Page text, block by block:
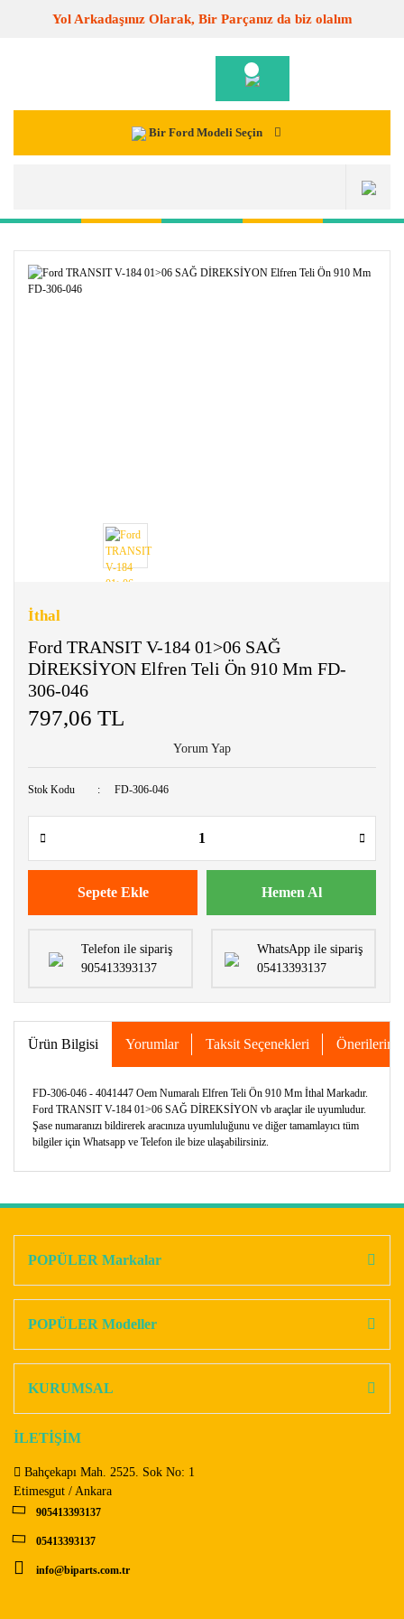
Yol Arkadaşınız Olarak, Bir Parçanız da biz olalım
Bir Ford Modeli Seçin
İthal
Ford TRANSIT V-184 01>06 SAĞ
DİREKSİYON Elfren Teli Ön 910 Mm FD-
306-046
797,06 TL
Yorum Yap
Stok Kodu FD-306-046
Sepete Ekle Hemen Al
Telefon ile sipariş
905413393137
WhatsApp ile sipariş
05413393137
Ürün Bilgisi Yorumlar Taksit Seçenekleri Önerileriniz
FD-306-046 - 4041447 Oem Numaralı Elfren Teli Ön 910 Mm İthal Markadır.
Ford TRANSIT V-184 01>06 SAĞ DİREKSİYON vb araçlar ile uyumludur.
Şase numaranızı bildirerek aracınıza uyumluluğunu ve diğer tamamlayıcı tüm
bilgiler için Whatsapp ve Telefon ile bize ulaşabilirsiniz.
Ürün açıklamasında eksik bilgiler bulunuyor.
Bu ürüne benzer farklı alternatifler olmalı.
POPÜLER Markalar
POPÜLER Modeller
KURUMSAL
İLETİŞİM
Bahçekapı Mah. 2525. Sok No: 1
Etimesgut / Ankara
905413393137
05413393137
info@biparts.com.tr